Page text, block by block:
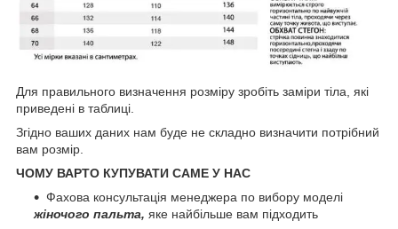
Для правильного визначення розміру зробіть заміри тіла, які
приведені в таблиці.
Згідно ваших даних нам буде не складно визначити потрібний
вам розмір.
ЧОМУ ВАРТО КУПУВАТИ САМЕ У НАС
Фахова консультація менеджера по вибору моделі
жіночого пальта, яке найбільше вам підходить